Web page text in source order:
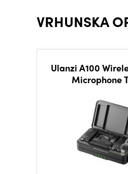
VRHUNSKA
Ulanzi A100
Microphone